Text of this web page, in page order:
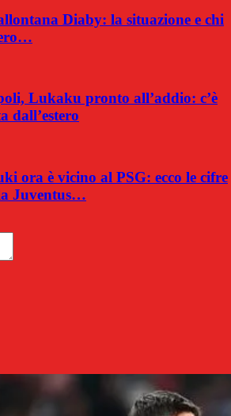
Diaby: la situazione e chi
Lukaku pronto all’addio: c’è
dall’estero
ora è vicino al PSG: ecco le cifre
Juventus…